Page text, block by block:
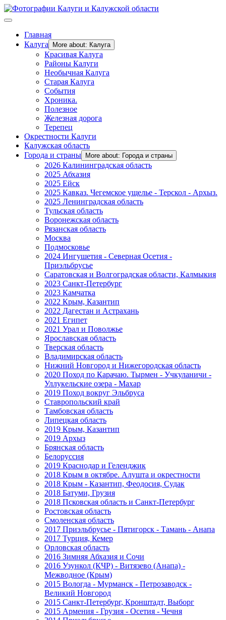
Главная
Калуга
More about: Калуга
Красивая Калуга
Районы Калуги
Необычная Калуга
Старая Калуга
События
Хроника.
Полезное
Железная дорога
Терепец
Окрестности Калуги
Калужская область
Города и страны
More about: Города и страны
2026 Калининградская область
2025 Абхазия
2025 Ейск
2025 Кавказ. Чегемское ущелье - Терскол - Архыз.
2025 Ленинградская область
Тульская область
Воронежская область
Рязанская область
Москва
Подмосковье
2024 Ингушетия - Северная Осетия -
Приэльбрусье
Саратовская и Волгоградская области, Калмыкия
2023 Санкт-Петербург
2023 Камчатка
2022 Крым, Казантип
2022 Дагестан и Астрахань
2021 Египет
2021 Урал и Поволжье
Ярославская область
Тверская область
Владимирская область
Нижний Новгород и Нижегородская область
2020 Поход по Карачаю. Тырмен - Учкуланичи -
Уллукельские озера - Махар
2019 Поход вокруг Эльбруса
Ставропольский край
Тамбовская область
Липецкая область
2019 Крым, Казантип
2019 Архыз
Брянская область
Белоруссия
2019 Краснодар и Геленджик
2018 Крым в октябре. Алушта и окрестности
2018 Крым - Казантип, Феодосия, Судак
2018 Батуми, Грузия
2018 Псковская область и Санкт-Петербург
Ростовская область
Смоленская область
2017 Приэльбрусье - Пятигорск - Тамань - Анапа
2017 Турция, Кемер
Орловская область
2016 Зимняя Абхазия и Сочи
2016 Узункол (КЧР) - Витязево (Анапа) -
Межводное (Крым)
2015 Вологда - Мурманск - Петрозаводск -
Великий Новгород
2015 Санкт-Петербург, Кронштадт, Выборг
2015 Армения - Грузия - Осетия - Чечня